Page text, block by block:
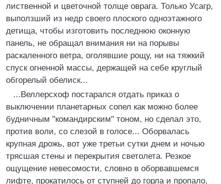
лиственной и цветочной толще оврага. Только Усагр,
выползший из недр своего плоского одноэтажного
детища, чтобы изготовить последнюю оконную
панель, не обращал внимания ни на порывы
раскаленного ветра, оголявшие рощу, ни на тяжкий
спуск огненной массы, держащей на себе круглый
обгорелый обелиск...
...Веллерсхоф постарался отдать приказ о
выключении планетарных сопел как можно более
будничным "командирским" тоном, но сделал это,
против воли, со слезой в голосе... Оборвалась
крупная дрожь, вот уже третьи сутки днем и ночью
трясшая стены и перекрытия светолета. Резкое
ощущение невесомости, словно в оборвавшемся
лифте, прокатилось от ступней до горла и пропало,